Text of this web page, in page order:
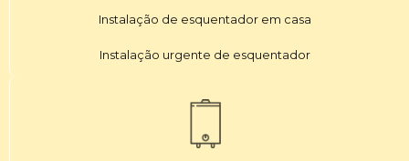
Instalação de esquentador em casa
Instalação urgente de esquentador